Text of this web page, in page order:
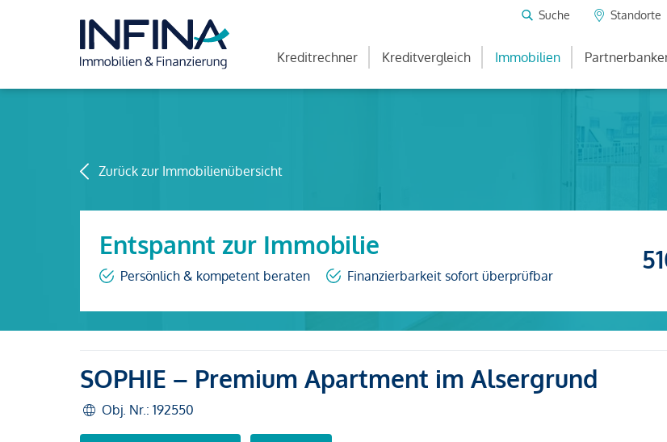
Suche Standorte
Kreditrechner Kreditvergleich Immobilien
Zurück zur Immobilienübersicht
Entspannt zur Immobilie
Persönlich & kompetent beraten Finanzierbarkeit sofort überprüfbar
SOPHIE – Premium Apartment im Alsergrund
Obj. Nr.: 192550